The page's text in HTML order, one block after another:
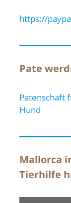
https://
Pate
Patenschaft
Hund
Mallorca
Tierhilfe